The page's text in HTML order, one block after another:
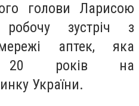
голови Ларисою
зустріч з
аптек, яка
років на
України.